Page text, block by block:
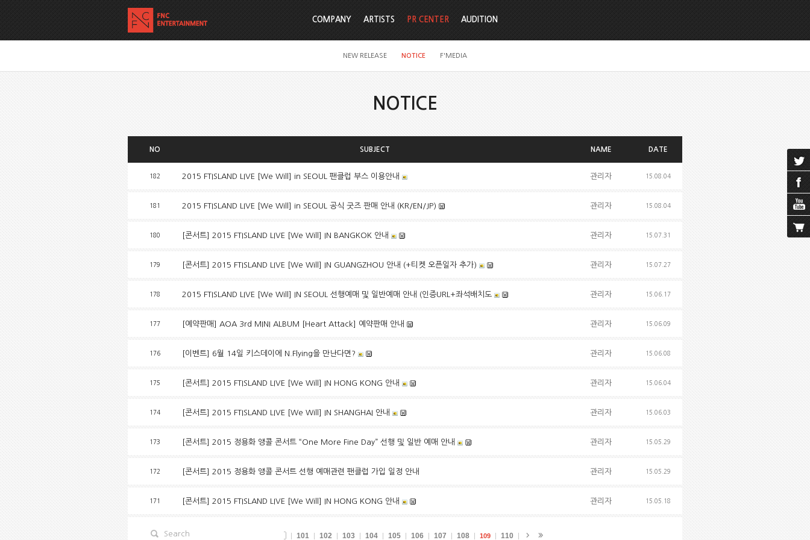
COMPANY ARTISTS PR CENTER
NEW RELEASE NOTICE F'MEDIA
AUDITION
NOTICE
NO SUBJECT NAME DATE
182 2015 FTISLAND LIVE [We Will] in SEOUL 팬클럽 부스 이용안내 관리자 15.08.04
181 2015 FTISLAND LIVE [We Will] in SEOUL 공식 굿즈 판매 안내 (KR/EN/JP) 관리자 15.08.04
180 [콘서트] 2015 FTISLAND LIVE [We Will] IN BANGKOK 안내 관리자 15.07.31
179 [콘서트] 2015 FTISLAND LIVE [We Will] IN GUANGZHOU 안내 (+티켓 오픈일자 추가) 관리자 15.07.27
178 2015 FTISLAND LIVE [We Will] IN SEOUL 선행예매 및 일반예매 안내 (인증URL+좌석배치도 관리자 15.06.17
177 [예약판매] AOA 3rd MINI ALBUM [Heart Attack] 예약판매 안내 관리자 15.06.09
176 [이벤트] 6월 14일 키스데이에 N.Flying을 만난다면? 관리자 15.06.08
175 [콘서트] 2015 FTISLAND LIVE [We Will] IN HONG KONG 안내 관리자 15.06.04
174 [콘서트] 2015 FTISLAND LIVE [We Will] IN SHANGHAI 안내 관리자 15.06.03
173 [콘서트] 2015 정용화 앵콜 콘서트 “One More Fine Day” 선행 및 일반 예매 안내 관리자 15.05.29
172 [콘서트] 2015 정용화 앵콜 콘서트 선행 예매관련 팬클럽 가입 일정 안내 관리자 15.05.29
171 [콘서트] 2015 FTISLAND LIVE [We Will] IN HONG KONG 안내 관리자 15.05.18
101 102 103 104 105 106 107 108 109 110
Search